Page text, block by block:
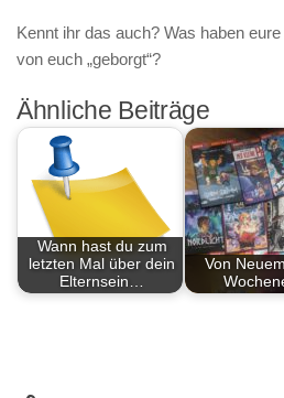
Kennt ihr das auch? Was haben
von euch „geborgt“?
Ähnliche Beiträge
Wann hast du zum
letzten Mal über dein
Elternsein…
Von